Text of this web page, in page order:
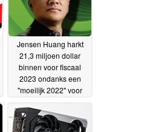
Jensen Huang harkt
21,3 miljoen dollar
binnen voor fiscaal
2023 ondanks een
"moeilijk 2022" voor